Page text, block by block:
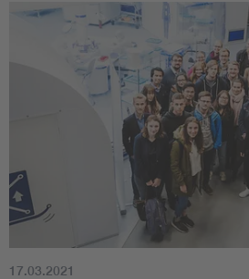
17.03.2021